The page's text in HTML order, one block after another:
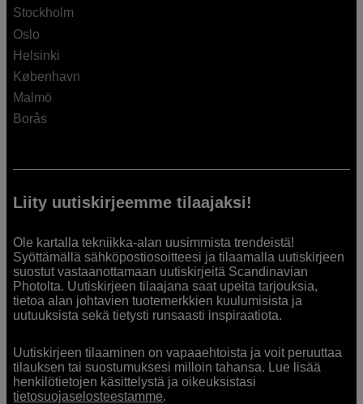
Stockholm
Oslo
Helsinki
København
Malmö
Borås
Liity uutiskirjeemme tilaajaksi!
Ole kartalla tekniikka-alan uusimmista trendeistä!
Syöttämällä sähköpostiosoitteesi ja tilaamalla uutiskirjeen
suostut vastaanottamaan uutiskirjeitä Scandinavian
Photolta. Uutiskirjeen tilaajana saat upeita tarjouksia,
tietoa alan johtavien tuotemerkkien kuulumisista ja
uutuuksista sekä tietysti runsaasti inspiraatiota.
Uutiskirjeen tilaaminen on vapaaehtoista ja voit peruuttaa
tilauksen tai suostumuksesi milloin tahansa. Lue lisää
henkilötietojen käsittelystä ja oikeuksistasi
tietosuojaselosteestamme.